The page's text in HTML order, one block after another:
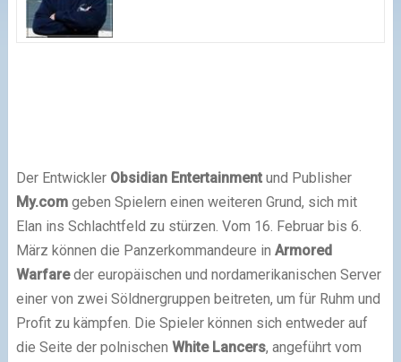
Der Entwickler Obsidian Entertainmentund Publisher
My.comgeben Spielern einen weiteren Grund, sich mit
Elan ins Schlachtfeld zu stürzen. Vom 16. Februar bis 6.
März können die Panzerkommandeure in Armored
Warfareder europäischen und nordamerikanischen Server
einer von zwei Söldnergruppen beitreten, um für Ruhm und
Profit zu kämpfen. Die Spieler können sich entweder auf
die Seite der polnischen White Lancers, angeführt vom